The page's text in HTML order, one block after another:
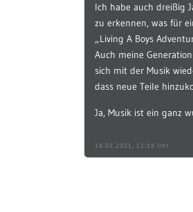
Ich habe auch dreißig
zu erkennen, was für
„Living A Boys
Auch meine
sich mit der Musik
dass neue Teile
Ja, Musik ist ein ganz
18.02.2021, 12:18 Uhr